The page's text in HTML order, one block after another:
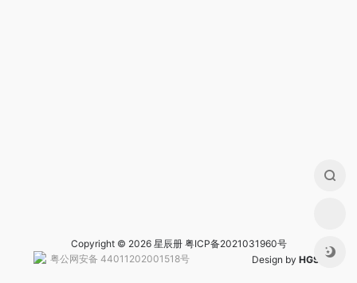
Copyright © 2026 星辰册 粤ICP备2021031960号
粤公网安备 44011202001518号Design by HGS